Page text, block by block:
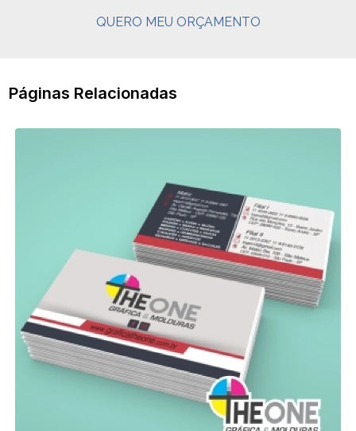
QUERO MEU ORÇAMENTO
Páginas Relacionadas